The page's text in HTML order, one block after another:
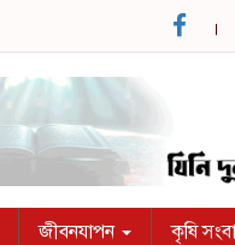
জীবনযাপন কৃষি